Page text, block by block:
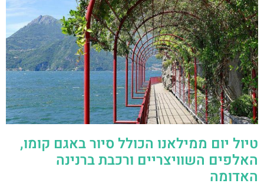
טיול יום ממילאנו הכולל סיור באגם קומו,
האלפים השוויצריים ורכבת ברנינה
האדומה